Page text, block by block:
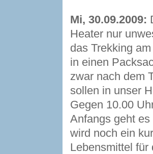
Mi, 30.09.2009:
Heater nur
das Trekking
in einen
zwar nach dem
sollen in unser
Gegen 10.00
Anfangs geht
wird noch ein
Lebensmittel für